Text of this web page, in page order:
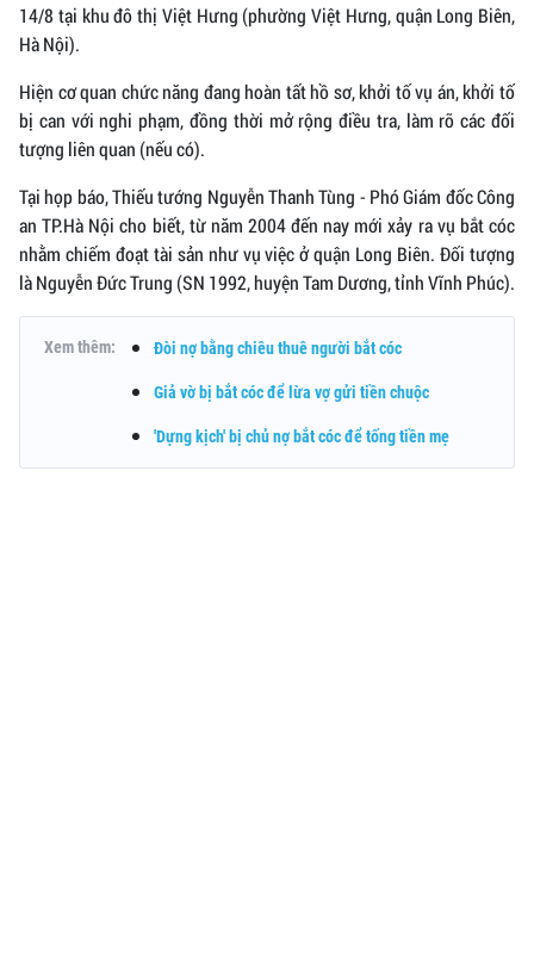
14/8 tại khu đô thị Việt Hưng (phường Việt Hưng, quận Long Biên,
Hà Nội).
Hiện cơ quan chức năng đang hoàn tất hồ sơ, khởi tố vụ án, khởi tố
bị can với nghi phạm, đồng thời mở rộng điều tra, làm rõ các đối
tượng liên quan (nếu có).
Tại họp báo, Thiếu tướng Nguyễn Thanh Tùng - Phó Giám đốc Công
an TP.Hà Nội cho biết, từ năm 2004 đến nay mới xảy ra vụ bắt cóc
nhằm chiếm đoạt tài sản như vụ việc ở quận Long Biên. Đối tượng
là Nguyễn Đức Trung (SN 1992, huyện Tam Dương, tỉnh Vĩnh Phúc).
Xem thêm: Đòi nợ bằng chiêu thuê người bắt cóc
Giả vờ bị bắt cóc để lừa vợ gửi tiền chuộc
'Dựng kịch' bị chủ nợ bắt cóc để tống tiền mẹ